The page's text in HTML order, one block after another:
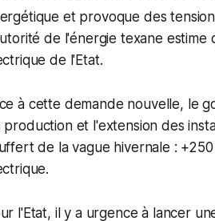
et provoque des
de l'énergie texane
de l'Etat.
à cette demande nouvelle, le
production et l'extension des
de la vague hivernale :
l'Etat, il y a urgence à lancer